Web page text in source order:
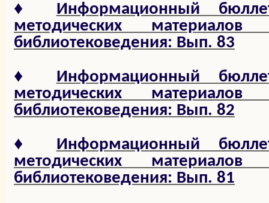
♦
Информационный
методических
библиотековедения: Вып. 83
♦
Информационный
методических
библиотековедения: Вып. 82
♦
Информационный
методических
библиотековедения: Вып. 81